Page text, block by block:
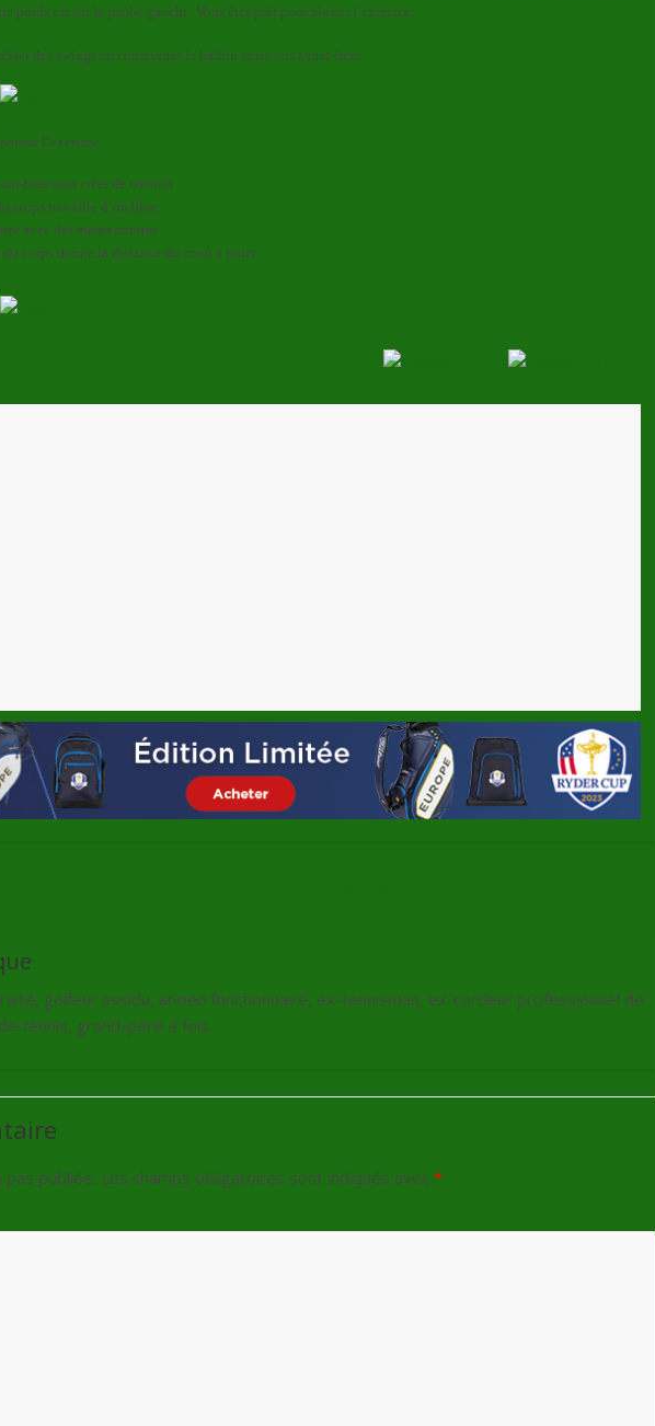
poids est sur la jambe gauche. Vous êtes prêt pour réussir l’exercice.
des swings en conservant le ballon entre vos avant-bras.
l’exercice :
bras sans créer de tension
corps travaille d’un bloc
avec des mains neutres
corps donne la distance du coup à jouer
golfeur assidu, ancien fonctionnaire, ex-tennisman, ex-cordeur professionnel de
tennis, grand-père 4 fois.
publiée. Les champs obligatoires sont indiqués avec *